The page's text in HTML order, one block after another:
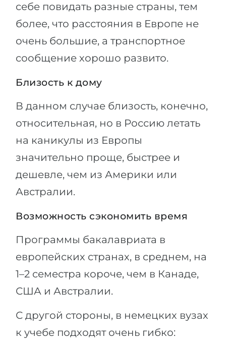
себе повидать разные страны, тем
более, что расстояния в Европе не
очень большие, а транспортное
сообщение хорошо развито.
Близость к дому
В данном случае близость, конечно,
относительная, но в Россию летать
на каникулы из Европы
значительно проще, быстрее и
дешевле, чем из Америки или
Австралии.
Возможность сэкономить время
Программы бакалавриата в
европейских странах, в среднем, на
1–2 семестра короче, чем в Канаде,
США и Австралии.
С другой стороны, в немецких вузах
к учебе подходят очень гибко: